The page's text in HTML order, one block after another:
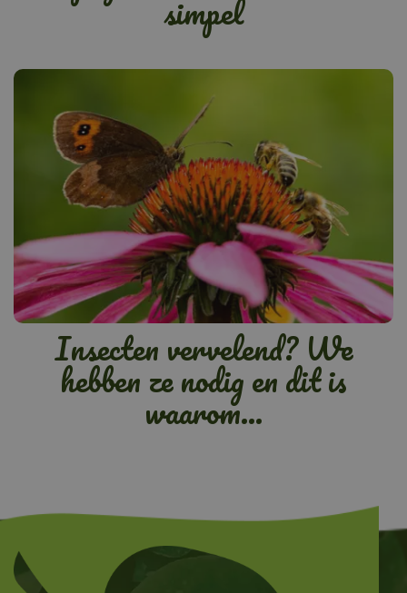
simpel
Insecten vervelend? We
hebben ze nodig en dit is
waarom...